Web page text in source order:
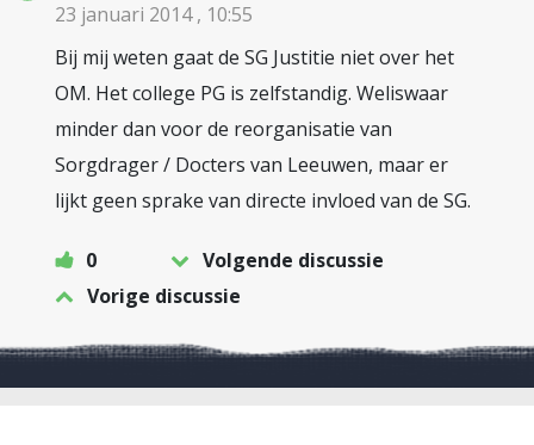
23 januari 2014 , 10:55
Bij mij weten gaat de SG Justitie niet over het
OM. Het college PG is zelfstandig. Weliswaar
minder dan voor de reorganisatie van
Sorgdrager / Docters van Leeuwen, maar er
lijkt geen sprake van directe invloed van de SG.
0
Volgende discussie
Vorige discussie